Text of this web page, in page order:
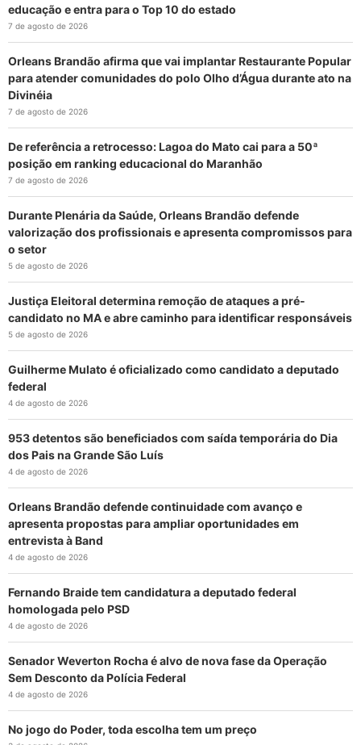
educação e entra para o Top 10 do estado
7 de agosto de 2026
Orleans Brandão afirma que vai implantar Restaurante Popular
para atender comunidades do polo Olho d’Água durante ato na
Divinéia
7 de agosto de 2026
De referência a retrocesso: Lagoa do Mato cai para a 50ª
posição em ranking educacional do Maranhão
7 de agosto de 2026
Durante Plenária da Saúde, Orleans Brandão defende
valorização dos profissionais e apresenta compromissos para
o setor
5 de agosto de 2026
Justiça Eleitoral determina remoção de ataques a pré-
candidato no MA e abre caminho para identificar responsáveis
5 de agosto de 2026
Guilherme Mulato é oficializado como candidato a deputado
federal
4 de agosto de 2026
953 detentos são beneficiados com saída temporária do Dia
dos Pais na Grande São Luís
4 de agosto de 2026
Orleans Brandão defende continuidade com avanço e
apresenta propostas para ampliar oportunidades em
entrevista à Band
4 de agosto de 2026
Fernando Braide tem candidatura a deputado federal
homologada pelo PSD
4 de agosto de 2026
Senador Weverton Rocha é alvo de nova fase da Operação
Sem Desconto da Polícia Federal
4 de agosto de 2026
No jogo do Poder, toda escolha tem um preço